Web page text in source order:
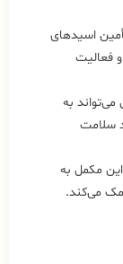
اسیدهای
فعالیت
می‌تواند به
سلامت
مکمل به
می‌کند.